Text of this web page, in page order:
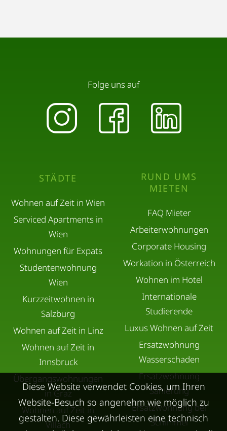
STÄDTE
Wohnen auf Zeit in Wien
Serviced Apartments in
Wien
Wohnungen für Expats
Studentenwohnung
Wien
Kurzzeitwohnen in
Salzburg
Wohnen auf Zeit in Linz
Wohnen auf Zeit in
Innsbruck
Übergangswohnungen
in Graz
Wohnen auf Zeit in
Villach
RUND UMS
MIETEN
FAQ Mieter
Arbeiterwohnungen
Corporate Housing
Workation in Österreich
Wohnen im Hotel
Internationale
Studierende
Luxus Wohnen auf Zeit
Ersatzwohnung
Wasserschaden
Ersatzwohnung
Sanierung
Ersatzwohnung bei
Schimmel
Folge uns auf
Diese Website verwendet Cookies, um Ihren
Website-Besuch so angenehm wie möglich zu
gestalten. Diese gewährleisten eine technisch